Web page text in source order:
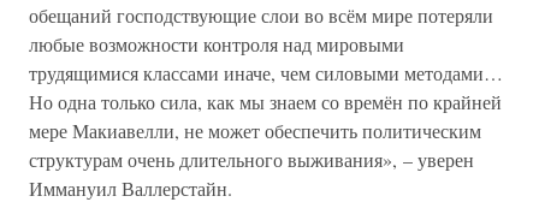
обещаний господствующие слои во всём мире потеряли
любые возможности контроля над мировыми
трудящимися классами иначе, чем силовыми методами…
Но одна только сила, как мы знаем со времён по крайней
мере Макиавелли, не может обеспечить политическим
структурам очень длительного выживания», – уверен
Иммануил Валлерстайн.